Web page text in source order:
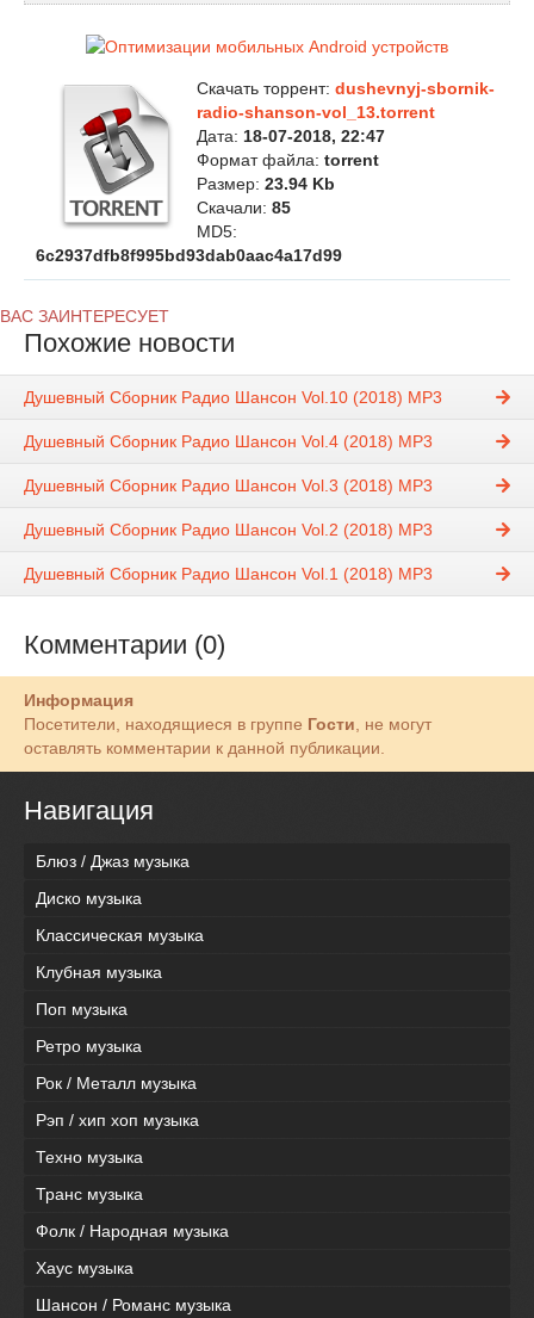
Скачать торрент: dushevnyj-sbornik-
radio-shanson-vol_13.torrent
Дата: 18-07-2018, 22:47
Формат файла: torrent
Размер: 23.94 Kb
Скачали: 85
MD5:
6c2937dfb8f995bd93dab0aac4a17d99
ВАС ЗАИНТЕРЕСУЕТ
Похожие новости
Душевный Сборник Радио Шансон Vol.10 (2018) MP3
Душевный Сборник Радио Шансон Vol.4 (2018) MP3
Душевный Сборник Радио Шансон Vol.3 (2018) MP3
Душевный Сборник Радио Шансон Vol.2 (2018) MP3
Душевный Сборник Радио Шансон Vol.1 (2018) MP3
Комментарии (0)
Информация
Посетители, находящиеся в группе Гости, не могут
оставлять комментарии к данной публикации.
Навигация
Блюз / Джаз музыка
Диско музыка
Классическая музыка
Клубная музыка
Поп музыка
Ретро музыка
Рок / Металл музыка
Рэп / хип хоп музыка
Техно музыка
Транс музыка
Фолк / Народная музыка
Хаус музыка
Шансон / Романс музыка